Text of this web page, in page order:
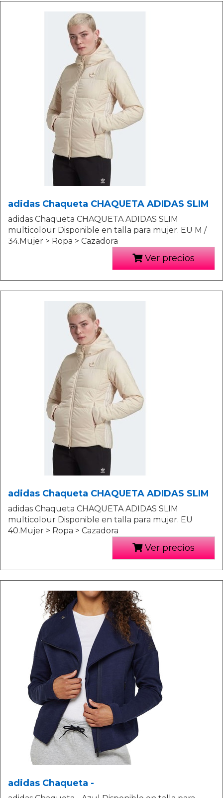
adidas Chaqueta CHAQUETA ADIDAS SLIM
adidas Chaqueta CHAQUETA ADIDAS SLIM
multicolour Disponible en talla para mujer. EU M /
34.Mujer > Ropa > Cazadora
Ver precios
adidas Chaqueta CHAQUETA ADIDAS SLIM
adidas Chaqueta CHAQUETA ADIDAS SLIM
multicolour Disponible en talla para mujer. EU
40.Mujer > Ropa > Cazadora
Ver precios
adidas Chaqueta -